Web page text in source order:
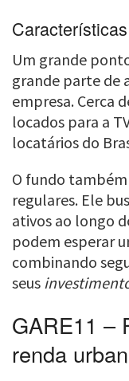
Um grande
grande parte de
empresa. Cerca
locados para a
locatários do
O fundo
regulares. Ele
ativos ao longo
podem esperar
combinando
seus
GARE11 –
renda